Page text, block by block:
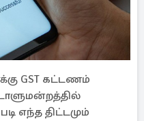
GST கட்டணம்
எந்த திட்டமும்